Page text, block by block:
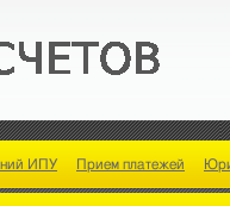
ИПУ Прием платежей